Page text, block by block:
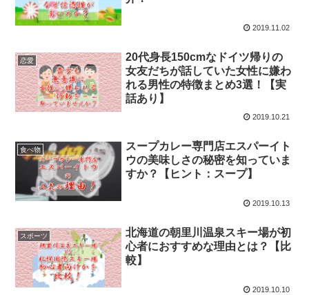
2019.11.02
恋愛
20代身長150cmなドイツ帰りの
女友だちが話していた女性に嫌わ
れる男性の特徴まとめ3選！【実
話あり】
2019.10.21
食べ物
スープカレー専門店エスパーイト
ウの美味しさの秘密を知っていま
すか？【ヒント：スープ】
2019.10.13
スポーツ
北海道の朝里川温泉スキー場が初
心者におすすめな理由とは？【比
較】
2019.10.10